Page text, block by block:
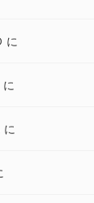
に
に